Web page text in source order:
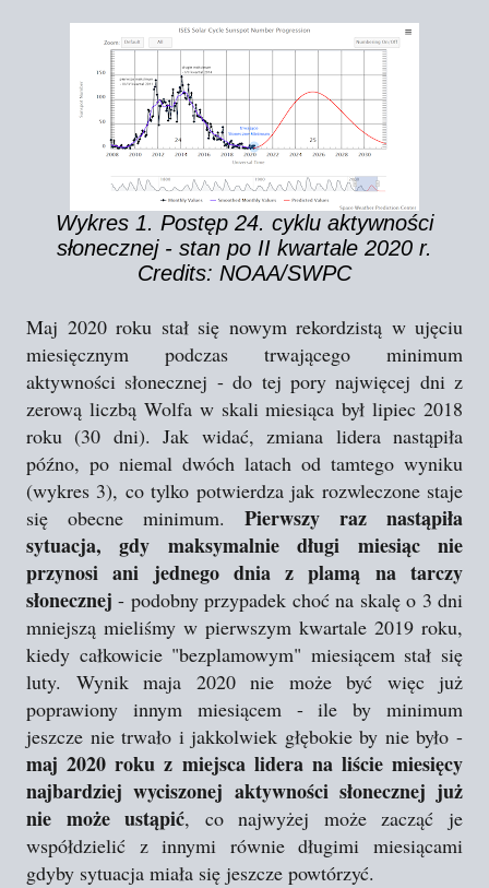
Wykres 1. Postęp 24. cyklu aktywności
słonecznej - stan po II kwartale 2020 r.
Credits: NOAA/SWPC
Maj 2020 roku stał się nowym rekordzistą w ujęciu
miesięcznym podczas trwającego minimum
aktywności słonecznej - do tej pory najwięcej dni z
zerową liczbą Wolfa w skali miesiąca był lipiec 2018
roku (30 dni). Jak widać, zmiana lidera nastąpiła
późno, po niemal dwóch latach od tamtego wyniku
(wykres 3), co tylko potwierdza jak rozwleczone staje
się obecne minimum. Pierwszy raz nastąpiła
sytuacja, gdy maksymalnie długi miesiąc nie
przynosi ani jednego dnia z plamą na tarczy
słonecznej - podobny przypadek choć na skalę o 3 dni
mniejszą mieliśmy w pierwszym kwartale 2019 roku,
kiedy całkowicie "bezplamowym" miesiącem stał się
luty. Wynik maja 2020 nie może być więc już
poprawiony innym miesiącem - ile by minimum
jeszcze nie trwało i jakkolwiek głębokie by nie było -
maj 2020 roku z miejsca lidera na liście miesięcy
najbardziej wyciszonej aktywności słonecznej już
nie może ustąpić, co najwyżej może zacząć je
współdzielić z innymi równie długimi miesiącami
gdyby sytuacja miała się jeszcze powtórzyć.